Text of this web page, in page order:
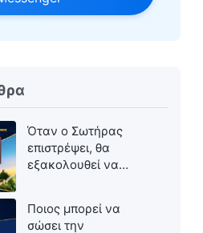
Όταν ο Σωτήρας
επιστρέψει, θα
εξακολουθεί να
Ποιος μπορεί να
σώσει την